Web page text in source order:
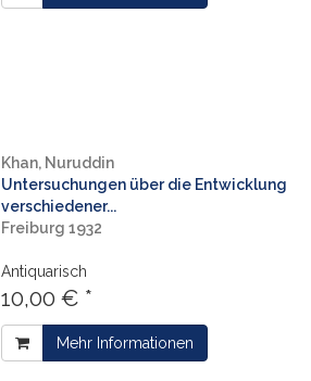
Khan, Nuruddin
Untersuchungen über die Entwicklung
verschiedener...
Freiburg 1932
Antiquarisch
10,00 € *
Mehr Informationen